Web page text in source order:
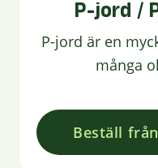
P-jord /
P-jord är en
många
Beställ